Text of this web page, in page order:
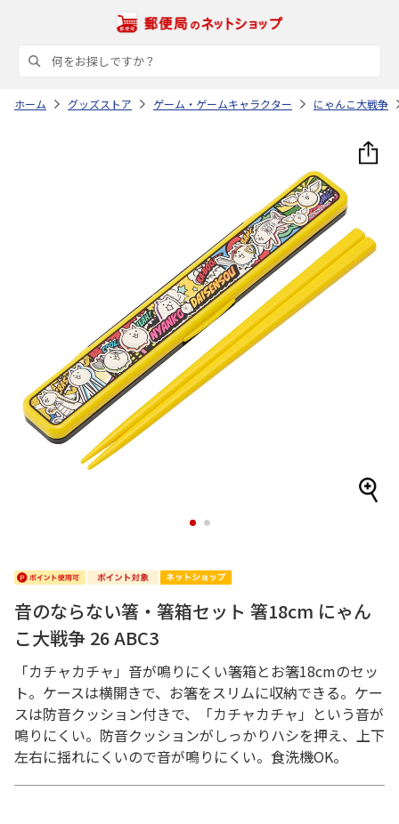
ホーム グッズストア ゲーム・ゲームキャラクター にゃんこ大戦争
1 2
音のならない箸・箸箱セット 箸18cm にゃん
こ大戦争 26 ABC3
「カチャカチャ」音が鳴りにくい箸箱とお箸18cmのセッ
ト。ケースは横開きで、お箸をスリムに収納できる。ケー
スは防音クッション付きで、「カチャカチャ」という音が
鳴りにくい。防音クッションがしっかりハシを押え、上下
左右に揺れにくいので音が鳴りにくい。食洗機OK。